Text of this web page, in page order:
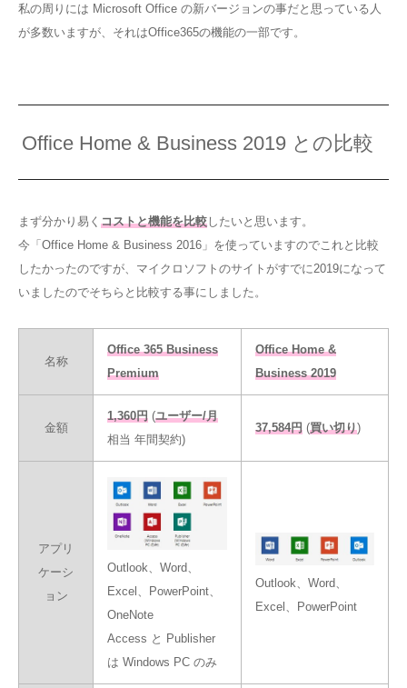
私の周りには Microsoft Office の新バージョンの事だと思っている人
が多数いますが、それはOffice365の機能の一部です。
Office Home & Business 2019 との比較
まず分かり易く コストと機能を比較 したいと思います。
今「Office Home & Business 2016」を使っていますのでこれと比較
したかったのですが、マイクロソフトのサイトがすでに2019になって
いましたのでそちらと比較する事にしました。
名称
Office 365 Business
Premium
Office Home &
Business 2019
金額
1,360円 (ユーザー/月
相当 年間契約)
37,584円 (買い切り)
アプリ
ケーシ
ョン
Outlook、Word、
Excel、PowerPoint、
OneNote
Access と Publisher
は Windows PC のみ
Outlook、Word、
Excel、PowerPoint